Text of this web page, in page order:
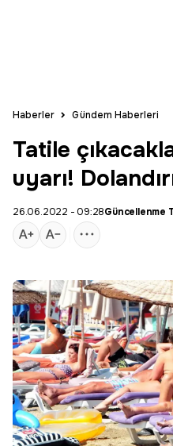
Haberler Gündem Haberleri
Tatile
uyarı!
26.06.2022 - 09:28Güncellenme